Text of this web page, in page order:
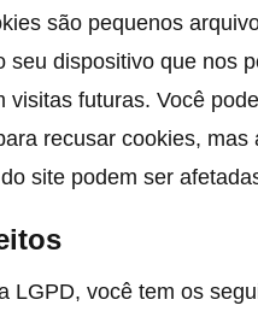
são pequenos
seu dispositivo que nos
visitas futuras. Você
recusar cookies, mas
site podem ser
LGPD, você tem os